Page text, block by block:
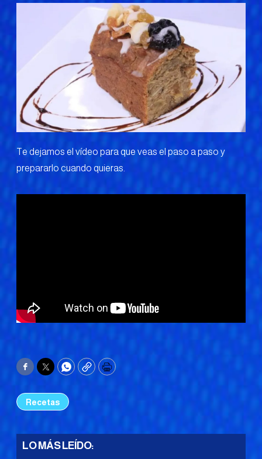
Te dejamos el vídeo para que veas el paso a paso y
prepararlo cuando quieras.
Facebook
TwitterWhatsApp
CopyPrint
Recetas
LO MÁS LEÍDO: